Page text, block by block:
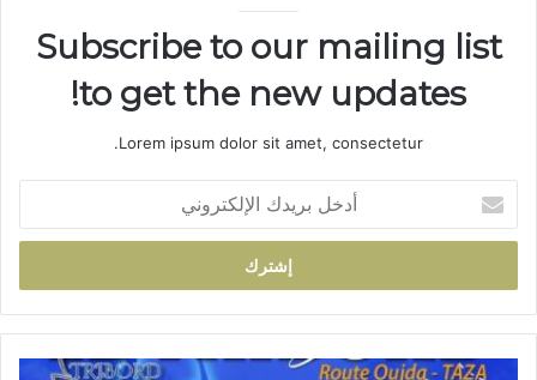
Subscribe to our mailing list
to get the new updates!
Lorem ipsum dolor sit amet, consectetur.
خ
ب
ر